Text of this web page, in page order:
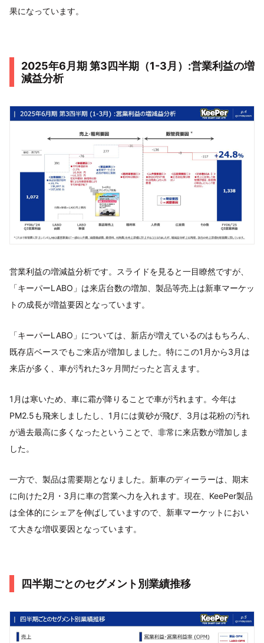
果になっています。
2025年6月期 第3四半期（1-3月）:営業利益の増
減益分析
営業利益の増減益分析です。スライドを見ると一目瞭然ですが、
「キーパーLABO」は来店台数の増加、製品等売上は新車マーケッ
トの成長が増益要因となっています。
「キーパーLABO」については、新店が増えているのはもちろん、
既存店ベースでもご来店が増加しました。特にこの1月から3月は
来店が多く、車が汚れた3ヶ月間だったと言えます。
1月は寒いため、車に霜が降りることで車が汚れます。今年は
PM2.5も飛来しましたし、1月には黄砂が飛び、3月は花粉の汚れ
が過去最高に多くなったということで、非常に来店数が増加しま
した。
一方で、製品は需要期となりました。新車のディーラーは、期末
に向けた2月・3月に車の営業へ力を入れます。現在、KeePer製品
は全体的にシェアを伸ばしていますので、新車マーケットにおい
て大きな増収要因となっています。
四半期ごとのセグメント別業績推移